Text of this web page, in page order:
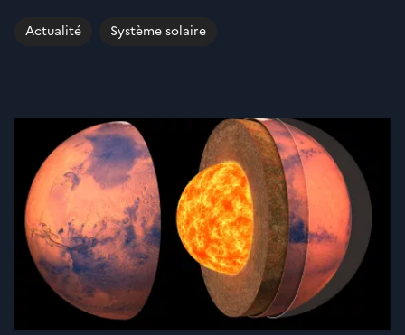
Actualité Système solaire